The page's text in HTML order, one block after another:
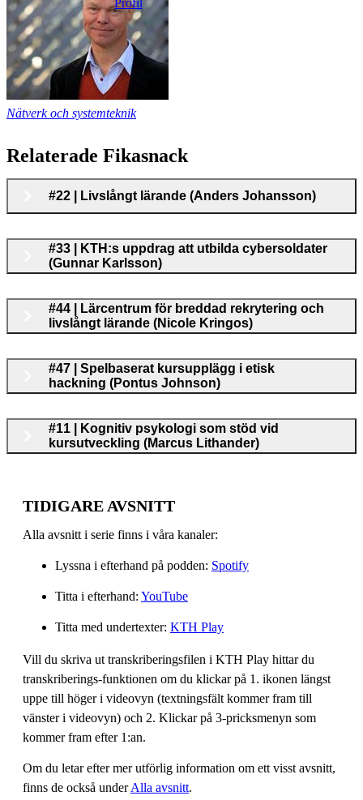
Nätverk och systemteknik
Relaterade Fikasnack
#22 | Livslångt lärande (Anders Johansson)
#33 | KTH:s uppdrag att utbilda cybersoldater
(Gunnar Karlsson)
#44 | Lärcentrum för breddad rekrytering och
livslångt lärande (Nicole Kringos)
#47 | Spelbaserat kursupplägg i etisk
hackning (Pontus Johnson)
#11 | Kognitiv psykologi som stöd vid
kursutveckling (Marcus Lithander)
TIDIGARE AVSNITT
Alla avsnitt i serie finns i våra kanaler:
Lyssna i efterhand på podden: Spotify
Titta i efterhand: YouTube
Titta med undertexter: KTH Play
Vill du skriva ut transkriberingsfilen i KTH Play hittar du
transkriberings-funktionen om du klickar på 1. ikonen längst
uppe till höger i videovyn (textningsfält kommer fram till
vänster i videovyn) och 2. Klickar på 3-pricksmenyn som
kommer fram efter 1:an.
Om du letar efter mer utförlig information om ett visst avsnitt,
finns de också underAlla avsnitt.